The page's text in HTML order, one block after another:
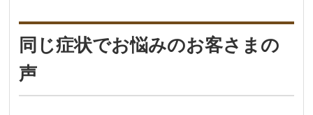
同じ症状でお悩みのお客さまの
声